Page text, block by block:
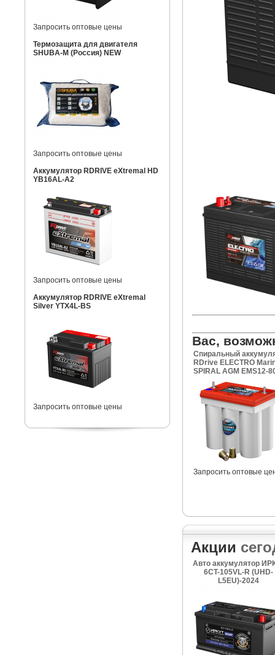
Запросить оптовые цены
Термозащита для двигателя
SHUBA-M (Россия) NEW
Запросить оптовые цены
Аккумулятор RDRIVE eXtremal HD
YB16AL-A2
Запросить оптовые цены
Аккумулятор RDRIVE eXtremal
Silver YTX4L-BS
Запросить оптовые цены
Вас,
Спиральный
RDrive ELECTRO
SPIRAL AGM EMS12-
Запросить оптовые
Акции
Авто аккумулятор
6CT-105VL-R (UHD-
L5EU)-2024